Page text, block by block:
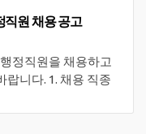
직원 채용 공고
정직원을 채용하고
랍니다. 1. 채용 직종